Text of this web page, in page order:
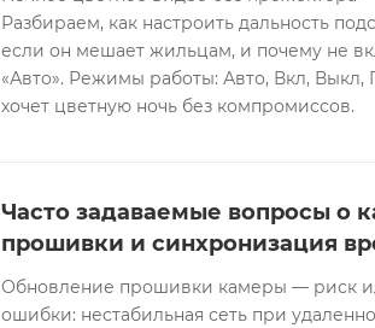
Разбираем, как настроить дальность
если он мешает жильцам, и почему не
«Авто». Режимы работы: Авто, Вкл, Выкл,
хочет цветную ночь без компромиссов.
Часто задаваемые вопросы о
прошивки и синхронизация
Обновление прошивки камеры — риск
ошибки: нестабильная сеть при